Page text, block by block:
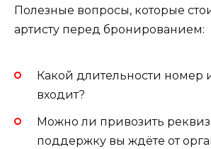
Полезные вопросы, которые
артисту перед бронированием:
Какой длительности номер
входит?
Можно ли привозить
поддержку вы ждёте от